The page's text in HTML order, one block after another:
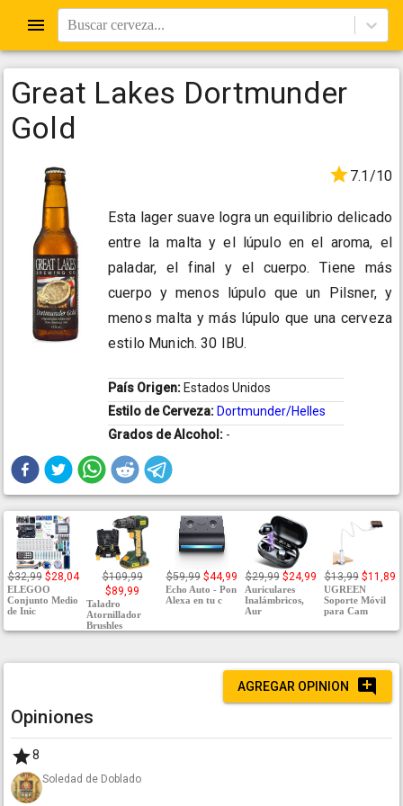
Buscar cerveza...
Great Lakes Dortmunder
Gold
7.1/10
Esta lager suave logra un equilibrio delicado
entre la malta y el lúpulo en el aroma, el
paladar, el final y el cuerpo. Tiene más
cuerpo y menos lúpulo que un Pilsner, y
menos malta y más lúpulo que una cerveza
estilo Munich. 30 IBU.
País Origen: Estados Unidos
Estilo de Cerveza: Dortmunder/Helles
Grados de Alcohol: -
$32,99 $28,04
ELEGOO
Conjunto Medio
de Inic
$109,99
$89,99
Taladro
Atornillador
Brushles
$59,99 $44,99
Echo Auto - Pon
Alexa en tu c
$29,99 $24,99
Auriculares
Inalámbricos,
Aur
$13,99 $11,89
UGREEN
Soporte Móvil
para Cam
AGREGAR OPINION
Opiniones
8
Soledad de Doblado